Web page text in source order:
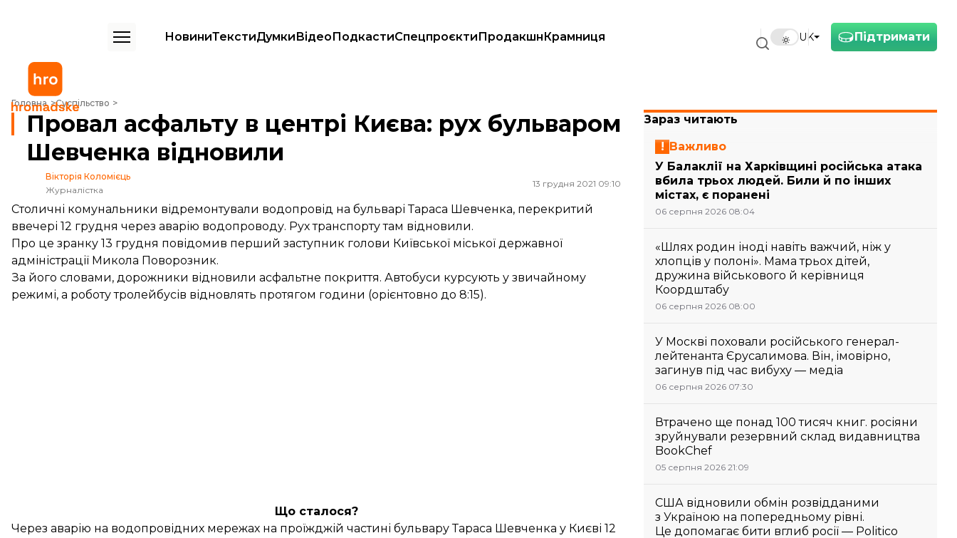
Підтримати
UK
НовиниТекстиДумкиВідеоПодкастиСпецпроєктиПродакшнКрамниця
Головна Суспільство
Провал асфальту в центрі Києва: рух бульваром Шевченка відновили
Провал асфальту в центрі Києва: рух бульваром
Шевченка відновили
Вікторія Коломієць
Журналістка
13 грудня 2021 09:10
Столичні комунальники відремонтували водопровід на бульварі Тараса Шевченка, перекритий
ввечері 12 грудня через аварію водопроводу. Рух транспорту там відновили.
Про це зранку 13 грудня повідомив перший заступник голови Київської міської державної
адміністрації Микола Поворозник.
За його словами, дорожники відновили асфальтне покриття. Автобуси курсують у звичайному
режимі, а роботу тролейбусів відновлять протягом години (орієнтовно до 8:15).
Що сталося?
Через аварію на водопровідних мережах на проїжджій частині бульвару Тараса Шевченка у Києві 12
Зараз читають
Важливо
У Балаклії на Харківщині російська атака
вбила трьох людей. Били й по інших
містах, є поранені
06 серпня 2026 08:04
«Шлях родин іноді навіть важчий, ніж у
хлопців у полоні». Мама трьох дітей,
дружина військового й керівниця
Коордштабу
06 серпня 2026 08:00
У Москві поховали російського генерал-
лейтенанта Єрусалимова. Він, імовірно,
загинув під час вибуху — медіа
06 серпня 2026 07:30
Втрачено ще понад 100 тисяч книг. росіяни
зруйнували резервний склад видавництва
BookChef
05 серпня 2026 21:09
США відновили обмін розвідданими
з Україною на попередньому рівні.
Це допомагає бити вглиб росії — Politico